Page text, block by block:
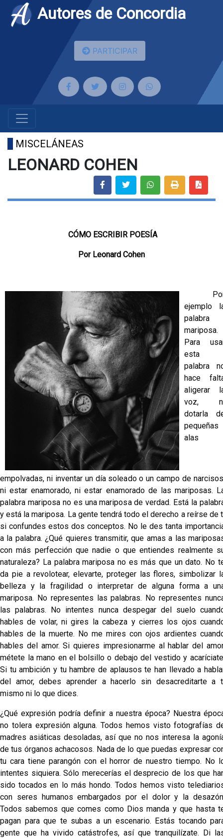
Autores de Concordia
PARTICIPAR
MISCELÁNEAS
LEONARD COHEN
CÓMO ESCRIBIR POESÍA
Por Leonard Cohen
ejemplo
palabra
mariposa.
Para
esta
palabra
hace
aligerar
voz,
dotarla
pequeñas
alas
empolvadas, ni inventar un día soleado o un campo de
ni estar enamorado, ni estar enamorado de las mariposas.
palabra mariposa no es una mariposa de verdad. Está la
y está la mariposa. La gente tendrá todo el derecho a reírse de
si confundes estos dos conceptos. No le des tanta
a la palabra. ¿Qué quieres transmitir, que amas a las
con más perfección que nadie o que entiendes realmente
naturaleza? La palabra mariposa no es más que un dato. No
da pie a revolotear, elevarte, proteger las flores, simbolizar
belleza y la fragilidad o interpretar de alguna forma a
mariposa. No representes las palabras. No representes
las palabras. No intentes nunca despegar del suelo
hables de volar, ni gires la cabeza y cierres los ojos
hables de la muerte. No me mires con ojos ardientes
hables del amor. Si quieres impresionarme al hablar del
métete la mano en el bolsillo o debajo del vestido y
Si tu ambición y tu hambre de aplausos te han llevado a
del amor, debes aprender a hacerlo sin desacreditarte a
mismo ni lo que dices.
¿Qué expresión podría definir a nuestra época? Nuestra
no tolera expresión alguna. Todos hemos visto fotografías
madres asiáticas desoladas, así que no nos interesa la
de tus órganos achacosos. Nada de lo que puedas expresar
tu cara tiene parangón con el horror de nuestro tiempo. No
intentes siquiera. Sólo merecerías el desprecio de los que
sido tocados en lo más hondo. Todos hemos visto
con seres humanos embargados por el dolor y la
Todos sabemos que comes como Dios manda y que hasta
pagan para que te subas a un escenario. Estás tocando
gente que ha vivido catástrofes, así que tranquilízate. Di